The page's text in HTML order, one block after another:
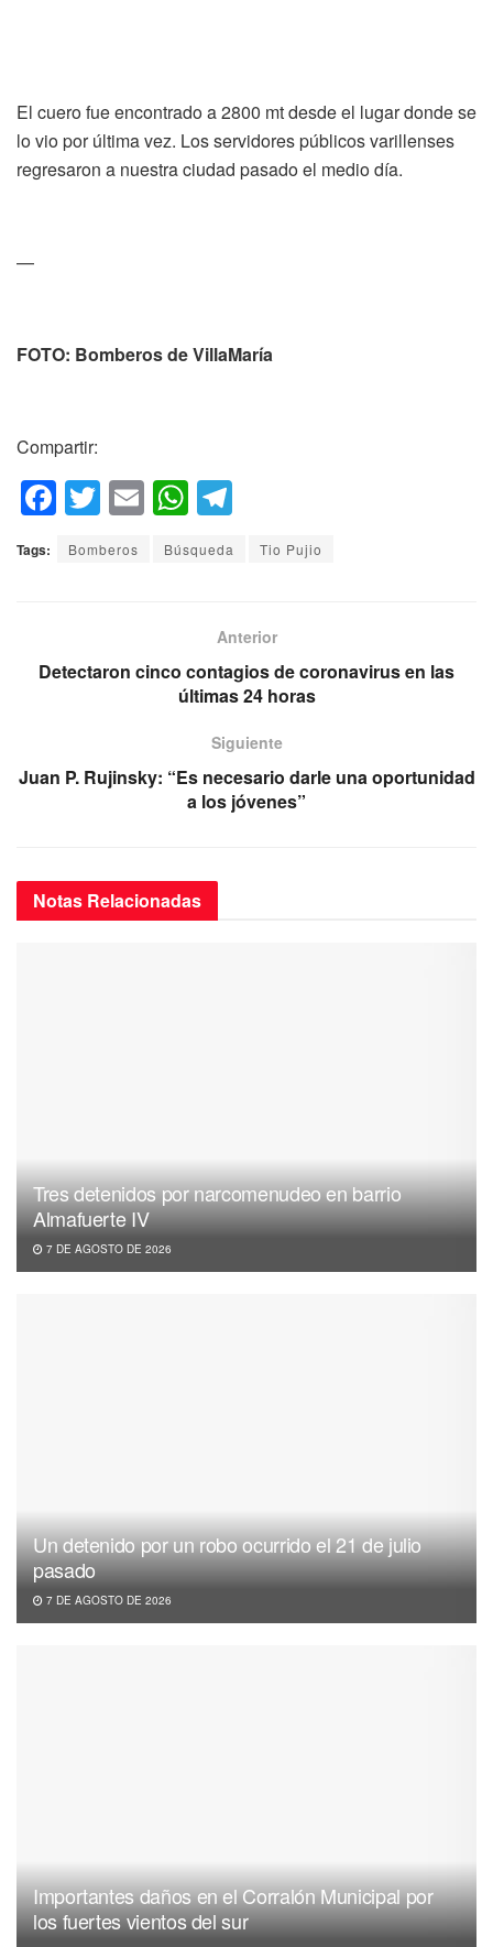
El cuero fue encontrado a 2800 mt desde el lugar donde se
lo vio por última vez. Los servidores públicos varillenses
regresaron a nuestra ciudad pasado el medio día.
—
FOTO: Bomberos de VillaMaría
Compartir:
F
a
c
o
T
wi
tt
E
m
ail
W
h
at
p
p
e
a
m
Tags: Bomberos Búsqueda Tio Pujio
Anterior
Detectaron cinco contagios de coronavirus en las
últimas 24 horas
Siguiente
Juan P. Rujinsky: “Es necesario darle una oportunidad
a los jóvenes”
Notas Relacionadas
Tres detenidos por narcomenudeo en barrio
Almafuerte IV
7 DE AGOSTO DE 2026
Un detenido por un robo ocurrido el 21 de julio
pasado
7 DE AGOSTO DE 2026
Importantes daños en el Corralón Municipal por
los fuertes vientos del sur